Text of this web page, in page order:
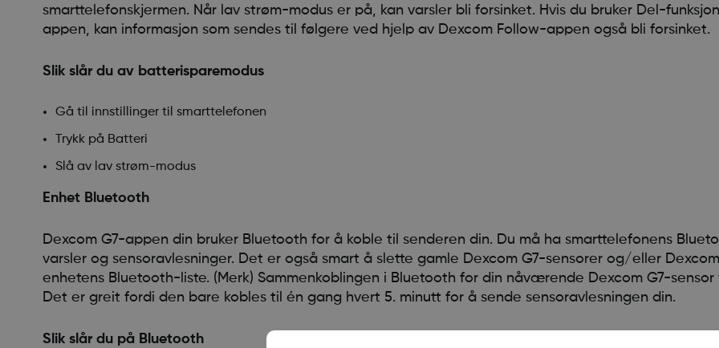
smarttelefonskjermen. Når lav strøm-modus er på, kan varsler bli forsinket. Hvis du bruker Del-
appen, kan informasjon som sendes til følgere ved hjelp av Dexcom Follow-appen også bli forsinket.
Slik slår du av batterisparemodus
Gå til innstillinger til smarttelefonen
Trykk på Batteri
Slå av lav strøm-modus
Enhet Bluetooth
Dexcom G7-appen din bruker Bluetooth for å koble til senderen din. Du må ha smarttelefonens
varsler og sensoravlesninger. Det er også smart å slette gamle Dexcom G7-sensorer og/eller
enhetens Bluetooth-liste. (Merk) Sammenkoblingen i Bluetooth for din nåværende Dexcom G7-sensor
Det er greit fordi den bare kobles til én gang hvert 5. minutt for å sende sensoravlesningen din.
Slik slår du på Bluetooth